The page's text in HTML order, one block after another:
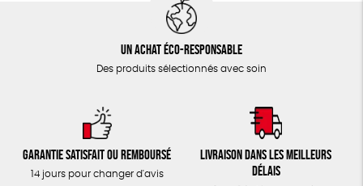
Un achat éco-responsable
Des produits sélectionnés avec soin
Garantie satisfait ou remboursé
14 jours pour changer d'avis
Livraison dans les meilleurs
délais